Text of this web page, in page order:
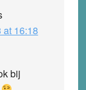
16:18
bij